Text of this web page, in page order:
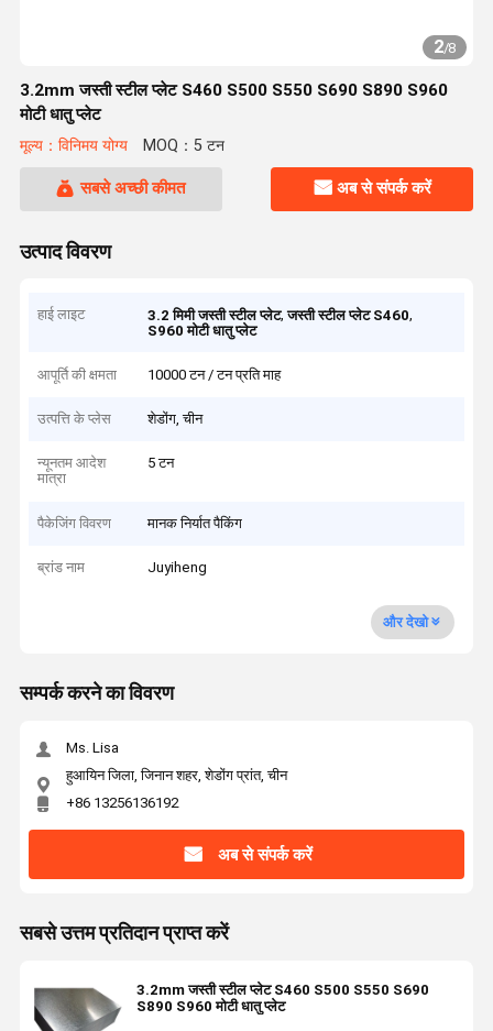
2/8
3.2mm जस्ती स्टील प्लेट S460 S500 S550 S690 S890 S960
मोटी धातु प्लेट
मूल्य：विनिमय योग्य MOQ：5 टन
सबसे अच्छी कीमत अब से संपर्क करें
उत्पाद विवरण
हाई लाइट 3.2 मिमी जस्ती स्टील प्लेट,जस्ती स्टील प्लेट S460,
S960 मोटी धातु प्लेट
आपूर्ति की क्षमता 10000 टन / टन प्रति माह
उत्पत्ति के प्लेस शेडोंग, चीन
न्यूनतम आदेश
मात्रा
5 टन
पैकेजिंग विवरण मानक निर्यात पैकिंग
ब्रांड नाम Juyiheng
और देखो
सम्पर्क करने का विवरण
Ms. Lisa
हुआयिन जिला, जिनान शहर, शेडोंग प्रांत, चीन
+86 13256136192
अब से संपर्क करें
सबसे उत्तम प्रतिदान प्राप्त करें
3.2mm जस्ती स्टील प्लेट S460 S500 S550 S690
S890 S960 मोटी धातु प्लेट